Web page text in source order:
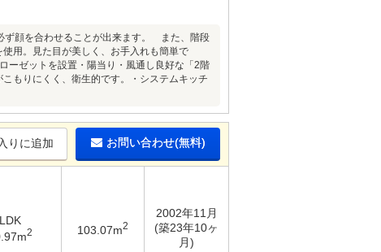
ず顔を合わせることが出来ます。 また、階段
用。見た目が美しく、お手入れも簡単で
ーゼットを設置・陽当り・風通し良好な「2階
もりにくく、衛生的です。・システムキッチ
りに追加 お問い合わせ(無料)
2 103.07m2
2002年11月
(築23年10ヶ
月)